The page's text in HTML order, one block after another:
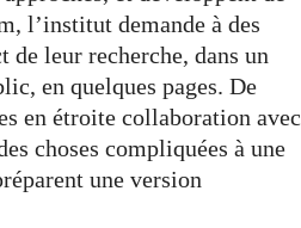
l’institut demande à des
de leur recherche, dans un
en quelques pages. De
en étroite collaboration avec
choses compliquées à une
une version